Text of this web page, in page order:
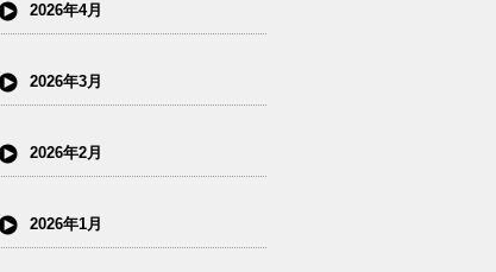
2026年4月
2026年3月
2026年2月
2026年1月